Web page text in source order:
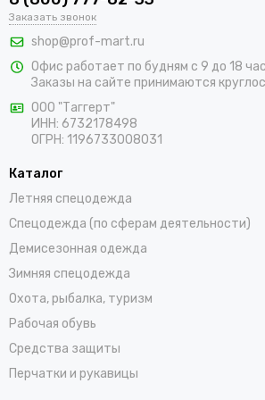
составит труда подобрать подходящие
которых адаптеры для
держатели для предфильтров, готовые
изолирующие полумаски, панорамные
регионам России в самые короткие сроки.
Заказать звонок
shop@prof-mart.ru
Офис работает по будням с 9 до 18
Заказы на сайте принимаются
ООО "Таггерт"
ИНН: 6732178498
ОГРН: 1196733008031
Каталог
Летняя спецодежда
Спецодежда (по сферам деятельности)
Демисезонная одежда
Зимняя спецодежда
Охота, рыбалка, туризм
Рабочая обувь
Средства защиты
Перчатки и рукавицы